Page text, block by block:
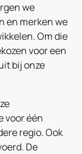
we
en merken we
Om die
voor een
bij onze
voor één
regio. Ook
De